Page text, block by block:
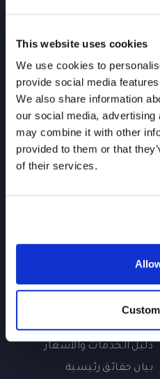
This website uses cookies
We use cookies to
provide social media
We also share information
our social media,
may combine it with other
provided to them or that
of their services.
سياسة الخصوصية
دليل الخدمات والأسعار
بيان حقائق رئيسية